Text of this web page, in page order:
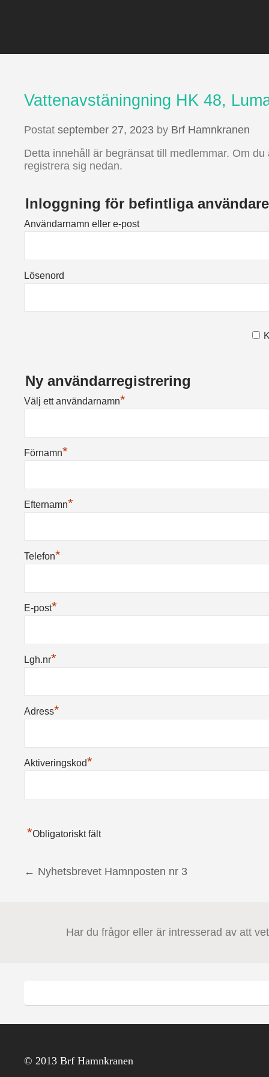
Vattenavstäningning HK 48,
Postat september 27, 2023 by Brf Hamnkranen
Detta innehåll är begränsat till medlemmar. Om
registrera sig nedan.
Inloggning för befintliga användare
Användarnamn eller e-post
Lösenord
Ny användarregistrering
Välj ett användarnamn*
Förnamn*
Efternamn*
Telefon*
E-post*
Lgh.nr*
Adress*
Aktiveringskod*
*Obligatoriskt fält
← Nyhetsbrevet Hamnposten nr 3
Har du frågor eller är intresserad av att
© 2013 Brf Hamnkranen